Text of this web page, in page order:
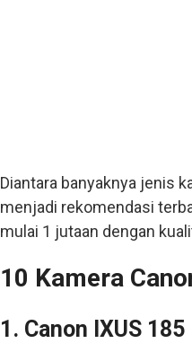
Diantara banyaknya jenis
menjadi rekomendasi
mulai 1 jutaan dengan
10 Kamera
1. Canon IXUS 185